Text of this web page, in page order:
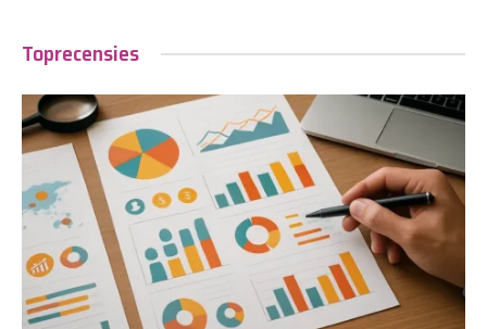
Toprecensies